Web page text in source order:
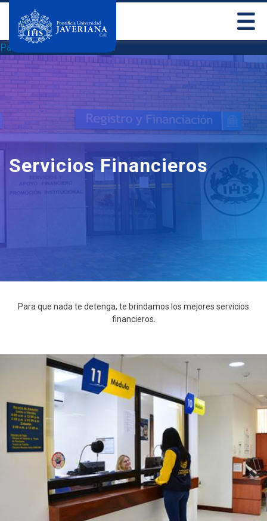
Pasar al contenido principal
Servicios Financieros
Para que nada te detenga, te brindamos los mejores servicios
financieros.